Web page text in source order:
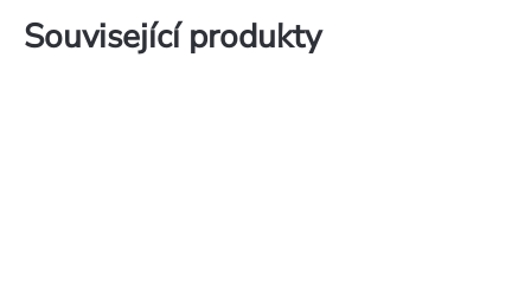
Související produkty